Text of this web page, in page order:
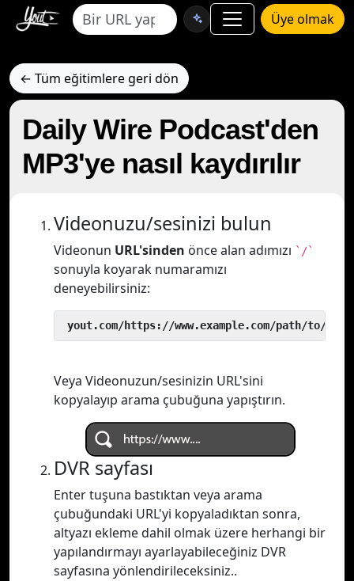
Üye olmak
← Tüm eğitimlere geri dön
Daily Wire Podcast'den
MP3'ye nasıl kaydırılır
Videonuzu/sesinizi bulun
Videonun URL'sinden önce alan adımızı `/`
sonuyla koyarak numaramızı
deneyebilirsiniz:
yout.com/https://www.example.com/path/to/
Veya Videonuzun/sesinizin URL'sini
kopyalayıp arama çubuğuna yapıştırın.
DVR sayfası
Enter tuşuna bastıktan veya arama
çubuğundaki URL'yi kopyaladıktan sonra,
altyazı ekleme dahil olmak üzere herhangi bir
yapılandırmayı ayarlayabileceğiniz DVR
sayfasına yönlendirileceksiniz..